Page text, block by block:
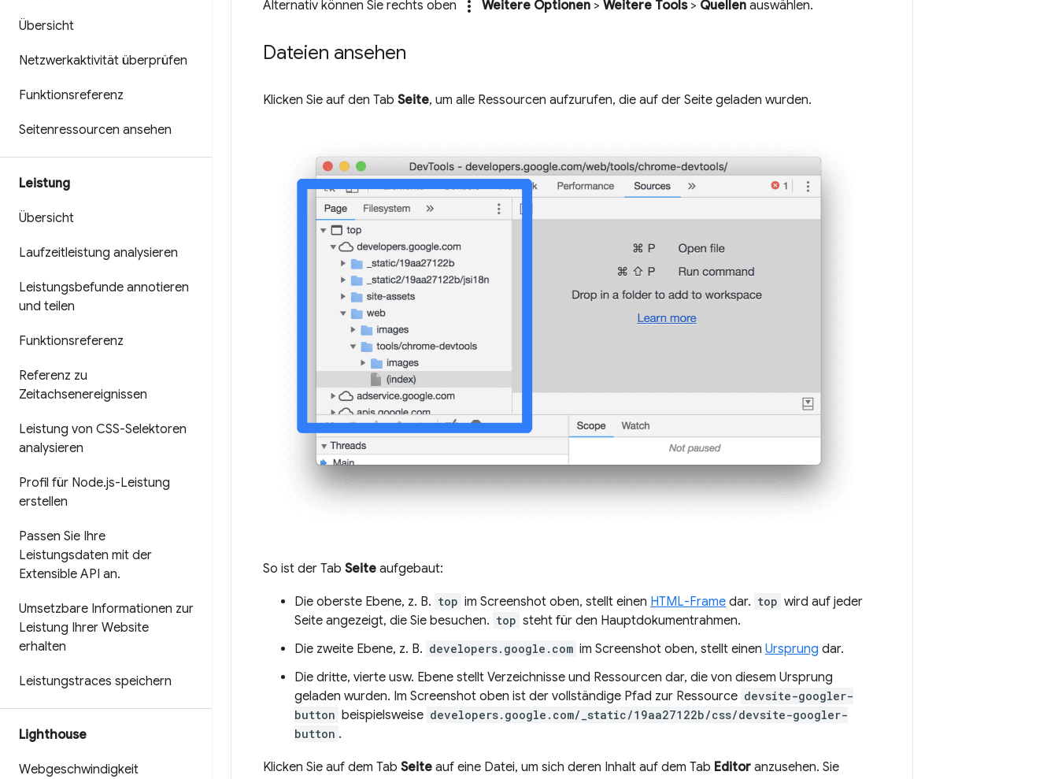
Übersicht
Netzwerkaktivität überprüfen
Funktionsreferenz
Seitenressourcen ansehen
Leistung
Übersicht
Laufzeitleistung analysieren
Leistungsbefunde annotieren
und teilen
Funktionsreferenz
Referenz zu
Zeitachsenereignissen
Leistung von CSS-Selektoren
analysieren
Profil für Node.js-Leistung
erstellen
Passen Sie Ihre
Leistungsdaten mit der
Extensible API an.
Umsetzbare Informationen zur
Leistung Ihrer Website
erhalten
Leistungstraces speichern
Lighthouse
Webgeschwindigkeit
Alternativ können Sie rechts oben more_vert Weitere Optionen > Weitere Tools> Quellen auswählen.
Dateien ansehen
Klicken Sie auf den Tab Seite, um alle Ressourcen aufzurufen, die auf der Seite geladen wurden.
So ist der Tab Seite aufgebaut:
Die oberste Ebene, z. B. top im Screenshot oben, stellt einen HTML-Frame dar. top wird auf jeder
Seite angezeigt, die Sie besuchen. top steht für den Hauptdokumentrahmen.
Die zweite Ebene, z. B. developers.google.com im Screenshot oben, stellt einen Ursprung dar.
Die dritte, vierte usw. Ebene stellt Verzeichnisse und Ressourcen dar, die von diesem Ursprung
geladen wurden. Im Screenshot oben ist der vollständige Pfad zur Ressource devsite-googler-
button beispielsweise developers.google.com/_static/19aa27122b/css/devsite-googler-
button .
Klicken Sie auf dem Tab Seite auf eine Datei, um sich deren Inhalt auf dem Tab Editor anzusehen. Sie